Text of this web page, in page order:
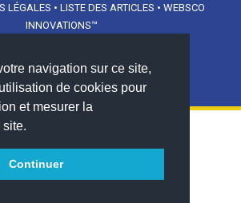
navigation sur ce site,
de cookies pour
et mesurer la
site.
Continuer
LÉGALES • LISTE DES ARTICLES • WEBSCO
INNOVATIONS™